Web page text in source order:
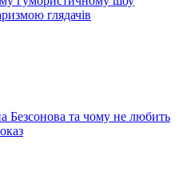
глядачів
Безсонова та чому не любить